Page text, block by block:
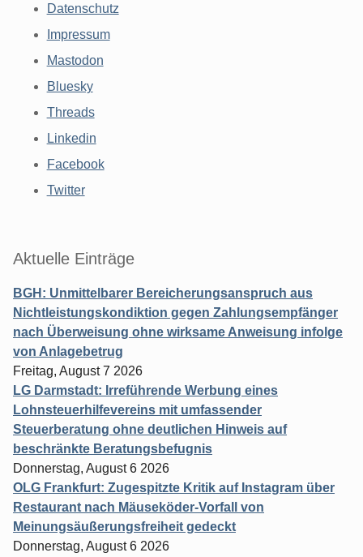
Datenschutz
Impressum
Mastodon
Bluesky
Threads
Linkedin
Facebook
Twitter
Aktuelle Einträge
BGH: Unmittelbarer Bereicherungsanspruch aus
Nichtleistungskondiktion gegen Zahlungsempfänger
nach Überweisung ohne wirksame Anweisung infolge
von Anlagebetrug
Freitag, August 7 2026
LG Darmstadt: Irreführende Werbung eines
Lohnsteuerhilfevereins mit umfassender
Steuerberatung ohne deutlichen Hinweis auf
beschränkte Beratungsbefugnis
Donnerstag, August 6 2026
OLG Frankfurt: Zugespitzte Kritik auf Instagram über
Restaurant nach Mäuseköder-Vorfall von
Meinungsäußerungsfreiheit gedeckt
Donnerstag, August 6 2026